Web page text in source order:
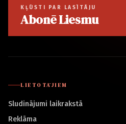
KĻŪSTI PAR LASĪTĀJU
Abonē Liesmu
LIETOTĀJIEM
Sludinājumi laikrakstā
Reklāma